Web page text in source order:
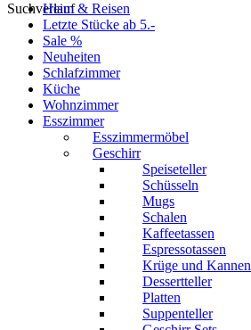
SuchverlaufHeim & Reisen
Letzte Stücke ab 5.-
Sale %
Neuheiten
Schlafzimmer
Küche
Wohnzimmer
Esszimmer
Esszimmermöbel
Geschirr
Speiseteller
Schüsseln
Mugs
Schalen
Kaffeetassen
Espressotassen
Krüge und Kannen
Dessertteller
Platten
Suppenteller